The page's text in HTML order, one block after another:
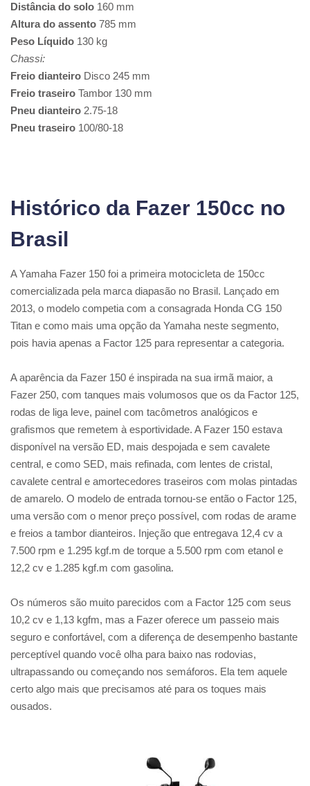
Distância do solo 160 mm
Altura do assento 785 mm
Peso Líquido 130 kg
Chassi:
Freio dianteiro Disco 245 mm
Freio traseiro Tambor 130 mm
Pneu dianteiro 2.75-18
Pneu traseiro 100/80-18
Histórico da Fazer 150cc no
Brasil
A Yamaha Fazer 150 foi a primeira motocicleta de 150cc
comercializada pela marca diapasão no Brasil. Lançado em
2013, o modelo competia com a consagrada Honda CG 150
Titan e como mais uma opção da Yamaha neste segmento,
pois havia apenas a Factor 125 para representar a categoria.
A aparência da Fazer 150 é inspirada na sua irmã maior, a
Fazer 250, com tanques mais volumosos que os da Factor 125,
rodas de liga leve, painel com tacômetros analógicos e
grafismos que remetem à esportividade. A Fazer 150 estava
disponível na versão ED, mais despojada e sem cavalete
central, e como SED, mais refinada, com lentes de cristal,
cavalete central e amortecedores traseiros com molas pintadas
de amarelo. O modelo de entrada tornou-se então o Factor 125,
uma versão com o menor preço possível, com rodas de arame
e freios a tambor dianteiros. Injeção que entregava 12,4 cv a
7.500 rpm e 1.295 kgf.m de torque a 5.500 rpm com etanol e
12,2 cv e 1.285 kgf.m com gasolina.
Os números são muito parecidos com a Factor 125 com seus
10,2 cv e 1,13 kgfm, mas a Fazer oferece um passeio mais
seguro e confortável, com a diferença de desempenho bastante
perceptível quando você olha para baixo nas rodovias,
ultrapassando ou começando nos semáforos. Ela tem aquele
certo algo mais que precisamos até para os toques mais
ousados.